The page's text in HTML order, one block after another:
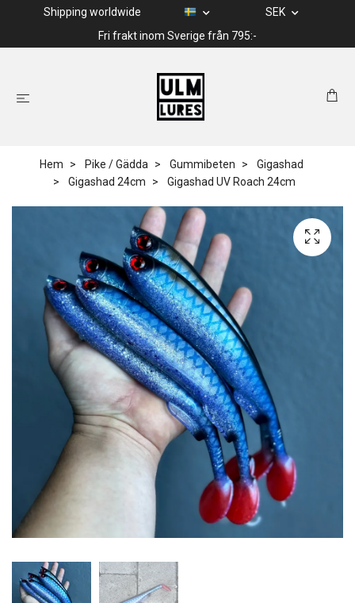
Shipping worldwide
SEK
Fri frakt inom Sverige från 795:-
Hem Pike / Gädda Gummibeten
Gigashad
Gigashad 24cm
Gigashad UV Roach 24cm